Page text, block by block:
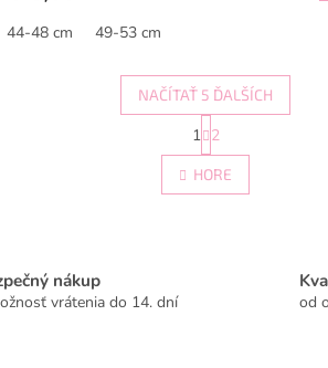
44-48 cm 49-53 cm
O
v
l
NAČÍTAŤ 5 ĎALŠÍCH
t
r
á
n
1 2
HORE
nákup
vrátenia do 14. dní od